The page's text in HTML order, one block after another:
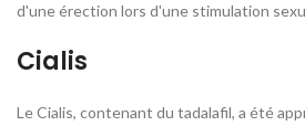
d'une érection lors d'une stimulation
Cialis
Le Cialis, contenant du tadalafil, a été